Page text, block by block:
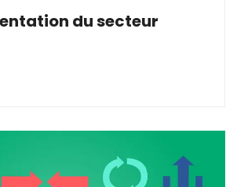
du secteur